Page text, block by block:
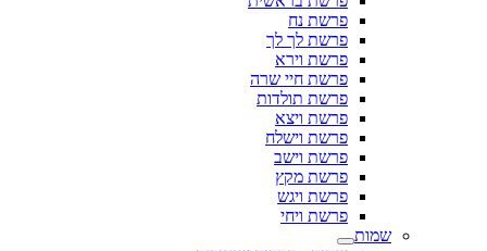
פרשת נח
פרשת לך לך
פרשת וירא
פרשת חיי שרה
פרשת תולדות
פרשת ויצא
פרשת וישלח
פרשת וישב
פרשת מקץ
פרשת ויגש
פרשת ויחי
שמות